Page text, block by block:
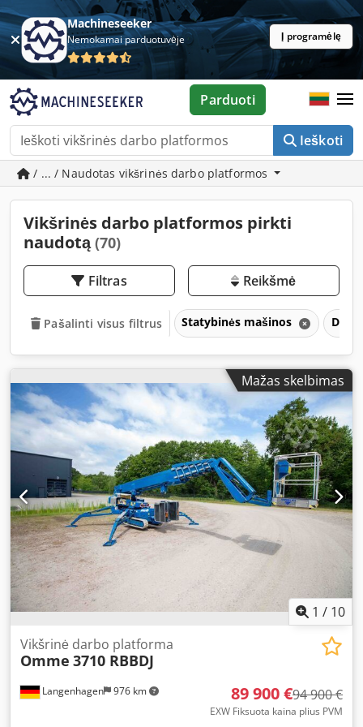
Machineseeker
Nemokamai parduotuvėje Į programėlę
Ieškoti
Parduoti
/ ... / Naudotas vikšrinės darbo platformos
Vikšrinės darbo platformos pirkti
naudotą(70)
Filtras Reikšmė
Pašalinti visus filtrus Statybinės mašinos
Mažas skelbimas
1 / 10
Langenhagen 976 km
Vikšrinė darbo platforma
Omme 3710 RBBDJ
89 900 €94 900 €
EXW Fiksuota kaina plius PVM